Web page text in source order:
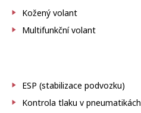
Kožený volant
Multifunkční volant
ESP (stabilizace podvozku)
Kontrola tlaku v pneumatikách